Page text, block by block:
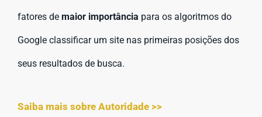
fatores de maior importância para os algoritmos do
Google classificar um site nas primeiras posições dos
seus resultados de busca.
Saiba mais sobre Autoridade >>